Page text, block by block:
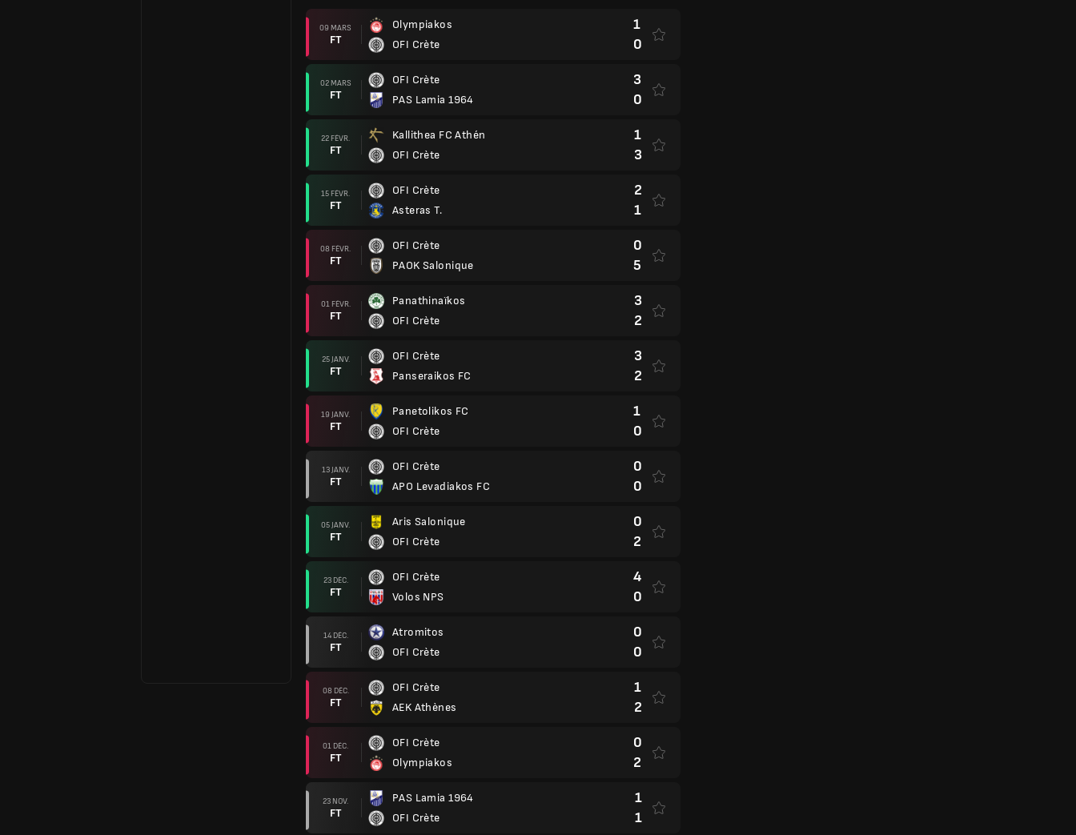
09 MARS
FT
Olympiakos
OFI Crète
1
0
02 MARS
FT
OFI Crète
PAS Lamia 1964
3
0
22 FÉVR.
FT
Kallithea FC Athén
OFI Crète
1
3
15 FÉVR.
FT
OFI Crète
Asteras T.
2
1
08 FÉVR.
FT
OFI Crète
PAOK Salonique
0
5
01 FÉVR.
FT
Panathinaïkos
OFI Crète
3
2
25 JANV.
FT
OFI Crète
Panseraikos FC
3
2
19 JANV.
FT
Panetolikos FC
OFI Crète
1
0
13 JANV.
FT
OFI Crète
APO Levadiakos FC
0
0
05 JANV.
FT
Aris Salonique
OFI Crète
0
2
23 DÉC.
FT
OFI Crète
Volos NPS
4
0
14 DÉC.
FT
Atromitos
OFI Crète
0
0
08 DÉC.
FT
OFI Crète
AEK Athènes
1
2
01 DÉC.
FT
OFI Crète
Olympiakos
0
2
23 NOV.
FT
PAS Lamia 1964
OFI Crète
1
1